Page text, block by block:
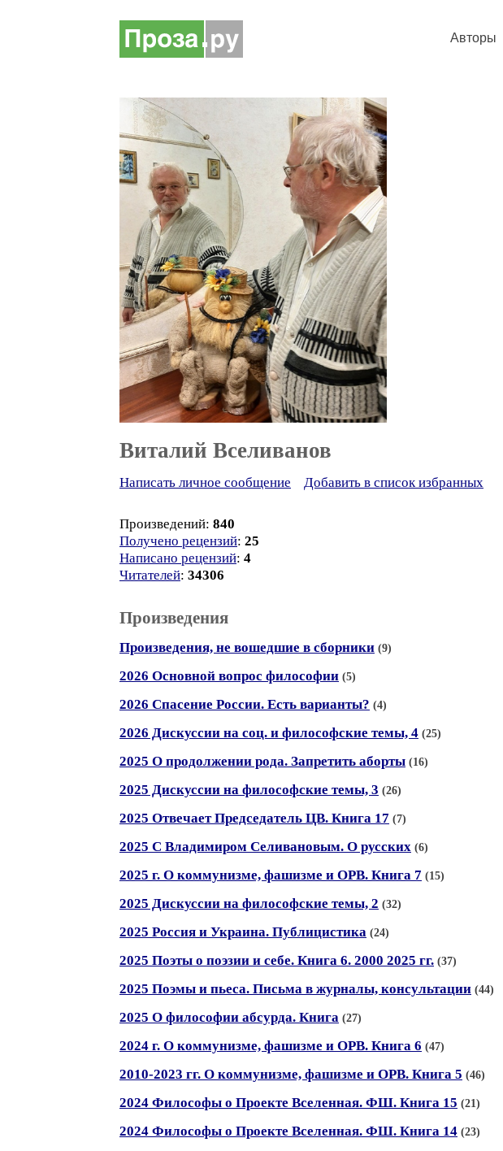
Авторы
Виталий Вселиванов
Написать личное сообщение Добавить в список избранных
Произведений: 840
Получено рецензий: 25
Написано рецензий: 4
Читателей: 34306
Произведения
Произведения, не вошедшие в сборники (9)
2026 Основной вопрос философии (5)
2026 Спасение России. Есть варианты? (4)
2026 Дискуссии на соц. и философские темы, 4 (25)
2025 О продолжении рода. Запретить аборты (16)
2025 Дискуссии на философские темы, 3 (26)
2025 Отвечает Председатель ЦВ. Книга 17 (7)
2025 С Владимиром Селивановым. О русских (6)
2025 г. О коммунизме, фашизме и ОРВ. Книга 7 (15)
2025 Дискуссии на философские темы, 2 (32)
2025 Россия и Украина. Публицистика (24)
2025 Поэты о поэзии и себе. Книга 6. 2000 2025 гг. (37)
2025 Поэмы и пьеса. Письма в журналы, консультации (44)
2025 О философии абсурда. Книга (27)
2024 г. О коммунизме, фашизме и ОРВ. Книга 6 (47)
2010-2023 гг. О коммунизме, фашизме и ОРВ. Книга 5 (46)
2024 Философы о Проекте Вселенная. ФШ. Книга 15 (21)
2024 Философы о Проекте Вселенная. ФШ. Книга 14 (23)